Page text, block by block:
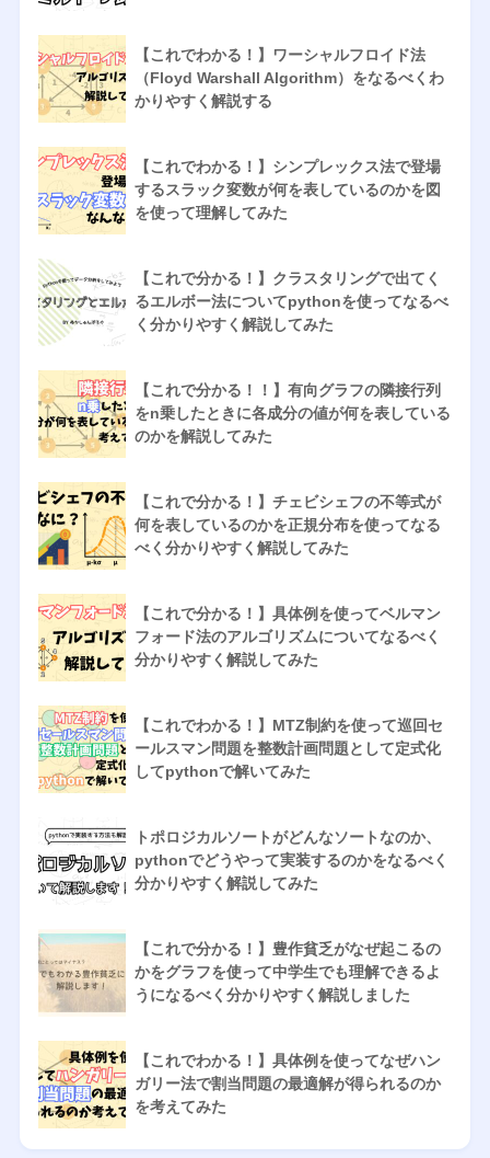
【これでわかる！】ワーシャルフロイド法
（Floyd Warshall Algorithm）をなるべくわ
かりやすく解説する
【これでわかる！】シンプレックス法で登場
するスラック変数が何を表しているのかを図
を使って理解してみた
【これで分かる！】クラスタリングで出てく
るエルボー法についてpythonを使ってなるべ
く分かりやすく解説してみた
【これで分かる！！】有向グラフの隣接行列
をn乗したときに各成分の値が何を表している
のかを解説してみた
【これで分かる！】チェビシェフの不等式が
何を表しているのかを正規分布を使ってなる
べく分かりやすく解説してみた
【これで分かる！】具体例を使ってベルマン
フォード法のアルゴリズムについてなるべく
分かりやすく解説してみた
【これでわかる！】MTZ制約を使って巡回セ
ールスマン問題を整数計画問題として定式化
してpythonで解いてみた
トポロジカルソートがどんなソートなのか、
pythonでどうやって実装するのかをなるべく
分かりやすく解説してみた
【これで分かる！】豊作貧乏がなぜ起こるの
かをグラフを使って中学生でも理解できるよ
うになるべく分かりやすく解説しました
【これでわかる！】具体例を使ってなぜハン
ガリー法で割当問題の最適解が得られるのか
を考えてみた